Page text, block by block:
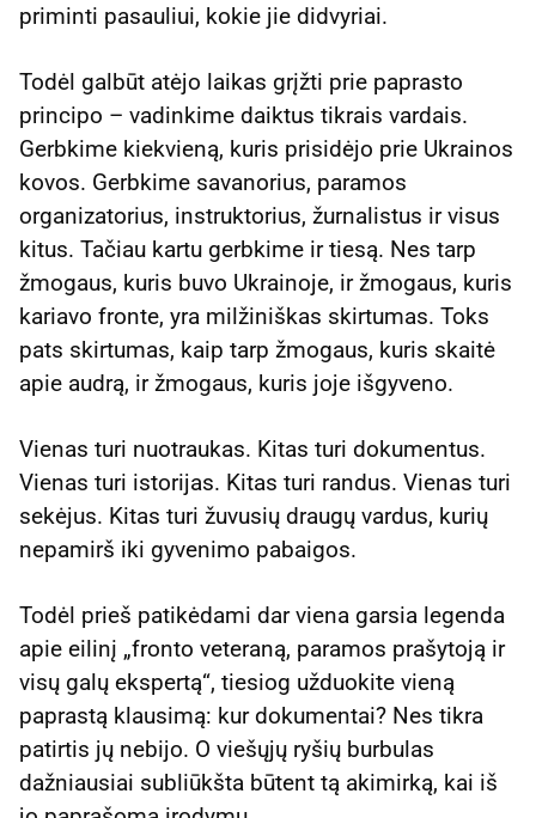
priminti pasauliui, kokie jie didvyriai.
Todėl galbūt atėjo laikas grįžti prie paprasto
principo – vadinkime daiktus tikrais vardais.
Gerbkime kiekvieną, kuris prisidėjo prie Ukrainos
kovos. Gerbkime savanorius, paramos
organizatorius, instruktorius, žurnalistus ir visus
kitus. Tačiau kartu gerbkime ir tiesą. Nes tarp
žmogaus, kuris buvo Ukrainoje, ir žmogaus, kuris
kariavo fronte, yra milžiniškas skirtumas. Toks
pats skirtumas, kaip tarp žmogaus, kuris skaitė
apie audrą, ir žmogaus, kuris joje išgyveno.
Vienas turi nuotraukas. Kitas turi dokumentus.
Vienas turi istorijas. Kitas turi randus. Vienas turi
sekėjus. Kitas turi žuvusių draugų vardus, kurių
nepamirš iki gyvenimo pabaigos.
Todėl prieš patikėdami dar viena garsia legenda
apie eilinį „fronto veteraną, paramos prašytoją ir
visų galų ekspertą“, tiesiog užduokite vieną
paprastą klausimą: kur dokumentai? Nes tikra
patirtis jų nebijo. O viešųjų ryšių burbulas
dažniausiai subliūkšta būtent tą akimirką, kai iš